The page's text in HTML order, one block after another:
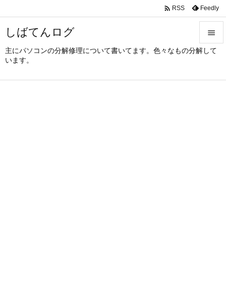
しばてんログ
主にパソコンの分解修理について書いてます。色々なもの分解して
います。



 RSS Feedly